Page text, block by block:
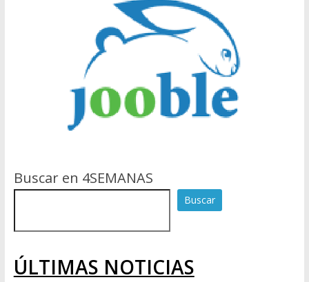
Buscar en 4SEMANAS
Buscar
ÚLTIMAS NOTICIAS